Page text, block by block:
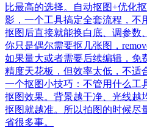
比最高的选择。自动抠图+优化
影，一个工具搞定全套流程，不
抠图后直接就能换白底、调参数
你只是偶尔需要抠几张图，
如果量大或者需要后续编辑，免
精度天花板，但效率太低，不适
一个抠图小技巧：不管用什么工
抠图效果。背景越干净、光线越
抠图就越准。所以拍图的时候尽
省很多事。